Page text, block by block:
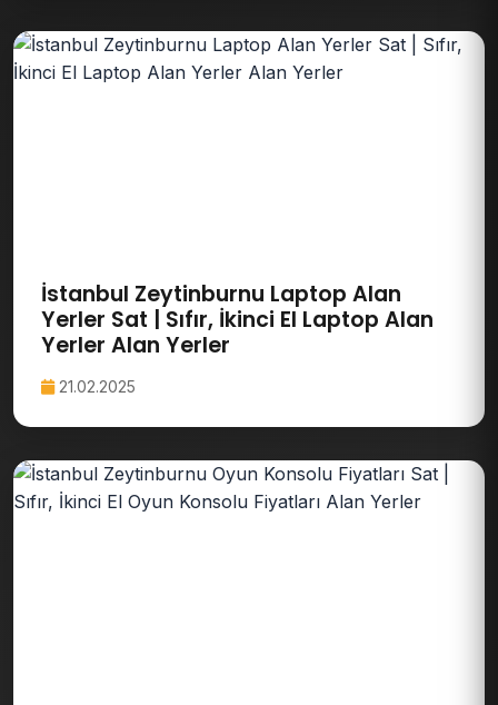
İstanbul Zeytinburnu Laptop Alan
Yerler Sat | Sıfır, İkinci El Laptop Alan
Yerler Alan Yerler
21.02.2025